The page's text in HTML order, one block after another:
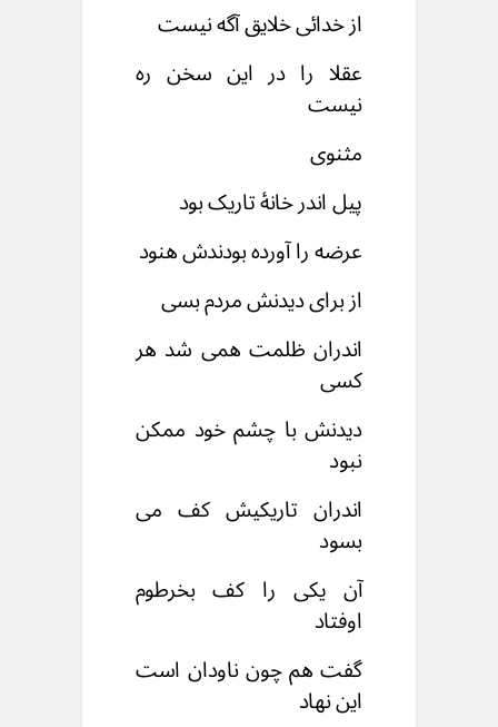
از خدائی خلایق آگه نیست
عقلا را در این سخن ره
نیست
مثنوی
پیل اندر خانۀ تاریک بود
عرضه را آورده بودندش هنود
از برای دیدنش مردم بسی
اندران ظلمت همی شد هر
کسی
دیدنش با چشم خود ممکن
نبود
اندران تاریکیش کف می
بسود
آن یکی را کف بخرطوم
اوفتاد
گفت هم چون ناودان است
این نهاد